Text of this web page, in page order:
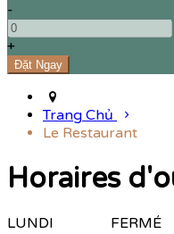
-
+
Trang Chủ
Le Restaurant
Horaires
LUNDI